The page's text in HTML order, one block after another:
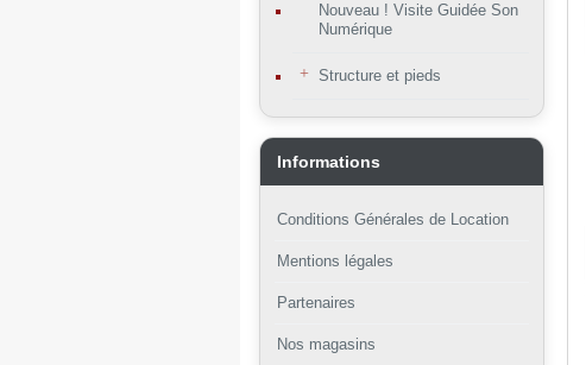
Nouveau ! Visite Guidée Son
Numérique
Structure et pieds
Informations
Conditions Générales de Location
Mentions légales
Partenaires
Nos magasins